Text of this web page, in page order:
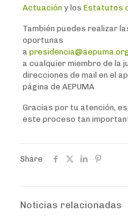
Actuación y los Estatutos
También puedes realizar
oportunas
a presidencia@aepuma.org
a cualquier miembro de la
direcciones de mail en el
página de AEPUMA
Gracias por tu atención,
este proceso tan
Share
Noticias relacionadas